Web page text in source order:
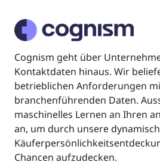
Cognism geht über
Kontaktdaten hinaus. Wir
betrieblichen Anforderungen
branchenführenden Daten.
maschinelles Lernen an Ihren
an, um durch unsere
Chancen aufzudecken.